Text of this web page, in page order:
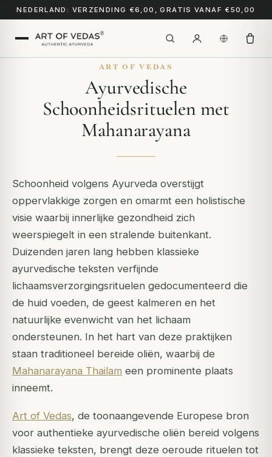
NEDERLAND: VERZENDING €6,00, GRATIS VANAF €50,00
ART OF VEDAS
Ayurvedische
Schoonheidsrituelen met
Mahanarayana
Schoonheid volgens Ayurveda overstijgt
oppervlakkige zorgen en omarmt een holistische
visie waarbij innerlijke gezondheid zich
weerspiegelt in een stralende buitenkant.
Duizenden jaren lang hebben klassieke
ayurvedische teksten verfijnde
lichaamsverzorgingsrituelen gedocumenteerd die
de huid voeden, de geest kalmeren en het
natuurlijke evenwicht van het lichaam
ondersteunen. In het hart van deze praktijken
staan traditioneel bereide oliën, waarbij de
Mahanarayana Thailam een prominente plaats
inneemt.
Art of Vedas, de toonaangevende Europese bron
voor authentieke ayurvedische oliën bereid volgens
klassieke teksten, brengt deze oeroude rituelen tot